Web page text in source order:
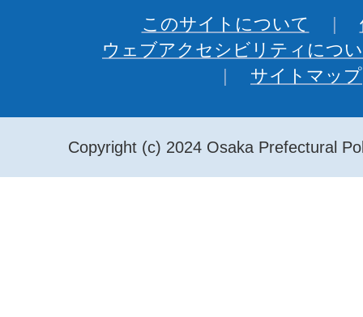
このサイトについて
ウェブアクセシビリティにつ
サイトマップ
Copyright (c) 2024 Osaka Prefectural